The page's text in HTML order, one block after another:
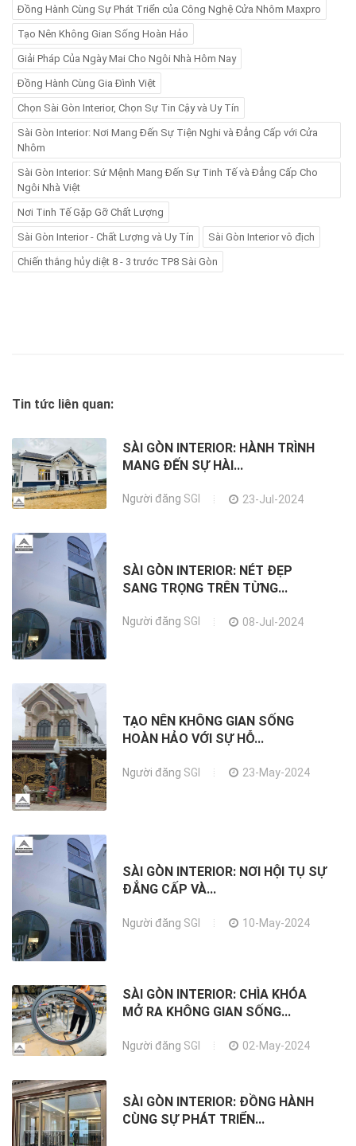
Đồng Hành Cùng Sự Phát Triển của Công Nghệ Cửa Nhôm Maxpro
Tạo Nên Không Gian Sống Hoàn Hảo
Giải Pháp Của Ngày Mai Cho Ngôi Nhà Hôm Nay
Đồng Hành Cùng Gia Đình Việt
Chọn Sài Gòn Interior, Chọn Sự Tin Cậy và Uy Tín
Sài Gòn Interior: Nơi Mang Đến Sự Tiện Nghi và Đẳng Cấp với Cửa
Nhôm
Sài Gòn Interior: Sứ Mệnh Mang Đến Sự Tinh Tế và Đẳng Cấp Cho
Ngôi Nhà Việt
Nơi Tinh Tế Gặp Gỡ Chất Lượng
Sài Gòn Interior - Chất Lượng và Uy Tín Sài Gòn Interior vô địch
Chiến thắng hủy diệt 8 - 3 trước TP8 Sài Gòn
Tin tức liên quan:
SÀI GÒN INTERIOR: HÀNH TRÌNH
MANG ĐẾN SỰ HÀI...
Người đăng SGI 23-Jul-2024
SÀI GÒN INTERIOR: NÉT ĐẸP
SANG TRỌNG TRÊN TỪNG...
Người đăng SGI 08-Jul-2024
TẠO NÊN KHÔNG GIAN SỐNG
HOÀN HẢO VỚI SỰ HỖ...
Người đăng SGI 23-May-2024
SÀI GÒN INTERIOR: NƠI HỘI TỤ SỰ
ĐẲNG CẤP VÀ...
Người đăng SGI 10-May-2024
SÀI GÒN INTERIOR: CHÌA KHÓA
MỞ RA KHÔNG GIAN SỐNG...
Người đăng SGI 02-May-2024
SÀI GÒN INTERIOR: ĐỒNG HÀNH
CÙNG SỰ PHÁT TRIỂN...